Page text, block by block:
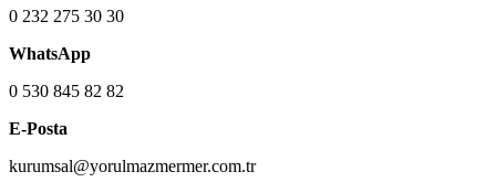
0 232 275 30 30
WhatsApp
0 530 845 82 82
E-Posta
kurumsal@yorulmazmermer.com.tr